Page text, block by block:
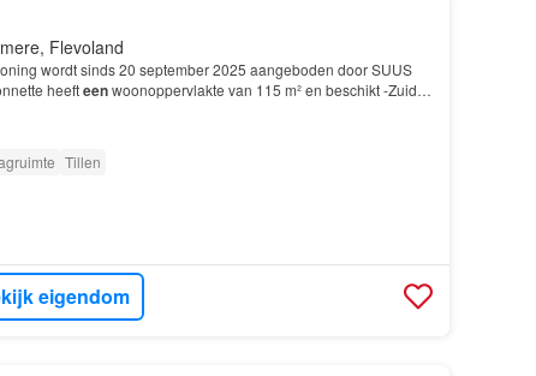
Flevoland
wordt sinds 20 september 2025 aangeboden door SUUS
heefteenwoonoppervlakte van 115 m² en beschikt -Zuid in
Tillen
eigendom